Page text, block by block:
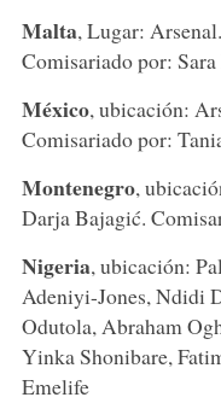
Malta, Lugar:
Comisariado por:
México, ubicación:
Comisariado por:
Montenegro,
Darja Bajagić.
Nigeria, ubicación:
Adeniyi-Jones, Ndidi
Odutola, Abraham
Yinka Shonibare,
Emelife